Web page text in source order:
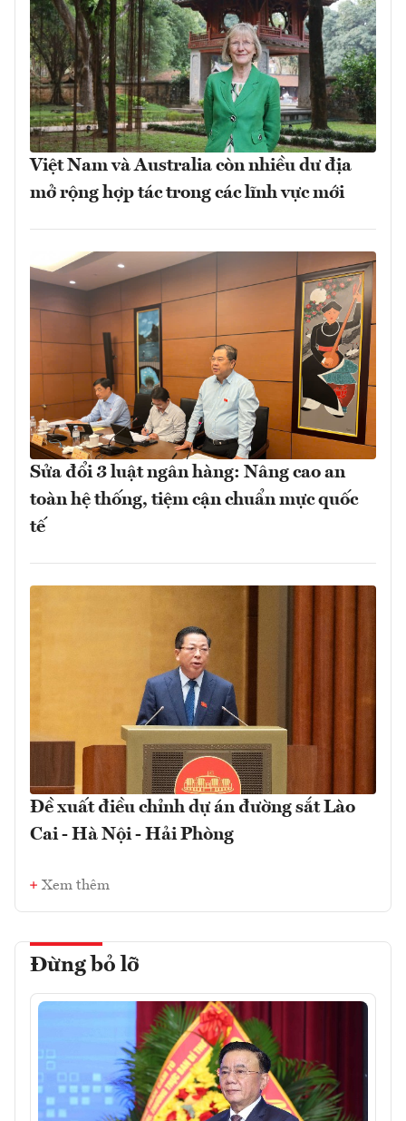
Việt Nam và Australia còn nhiều dư địa
mở rộng hợp tác trong các lĩnh vực mới
Sửa đổi 3 luật ngân hàng: Nâng cao an
toàn hệ thống, tiệm cận chuẩn mực quốc
tế
Đề xuất điều chỉnh dự án đường sắt Lào
Cai - Hà Nội - Hải Phòng
Xem thêm
Đừng bỏ lỡ